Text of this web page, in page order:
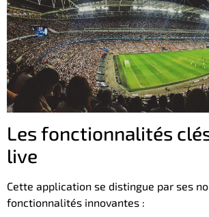
Les fonctionnalités
live
Cette application se distingue par ses
fonctionnalités innovantes :